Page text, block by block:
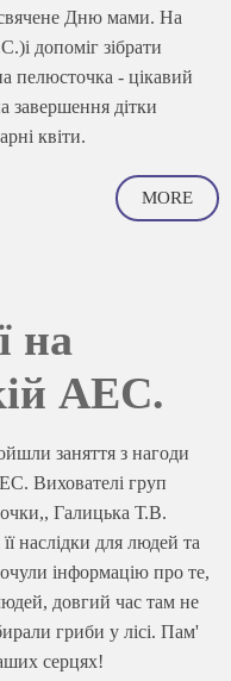
Дню мами. На
допоміг зібрати
пелюсточка - цікавий
дітки
гарні квіти.
MORE
на
АЕС.
заняття з нагоди
Вихователі груп
Галицька Т.В.
наслідки для людей та
інформацію про те,
довгий час там не
гриби у лісі. Пам'
наших серцях!